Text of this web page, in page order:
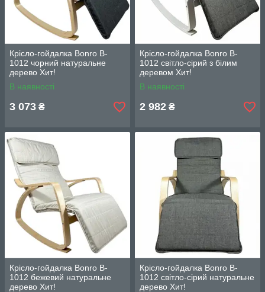
Крісло-гойдалка Bonro B-
1012 чорний натуральне
дерево Хит!
В наявності
3 073 ₴
Крісло-гойдалка Bonro B-
1012 світло-сірий з білим
деревом Хит!
В наявності
2 982 ₴
Крісло-гойдалка Bonro B-
1012 бежевий натуральне
дерево Хит!
Крісло-гойдалка Bonro B-
1012 світло-сірий натуральне
дерево Хит!